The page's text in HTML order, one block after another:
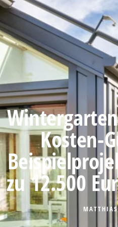
Kosten-
zu 12.500